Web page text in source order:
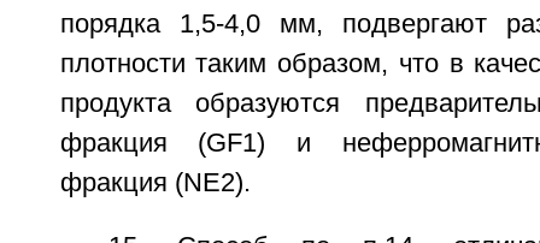
порядка 1,5-4,0 мм, подвергают
плотности таким образом, что в
продукта образуются
фракция (GF1) и
фракция (NE2).